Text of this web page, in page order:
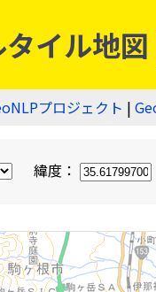
イル地
プロジェクト |
緯度：